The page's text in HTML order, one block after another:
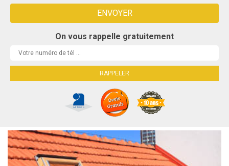
On vous rappelle gratuitement